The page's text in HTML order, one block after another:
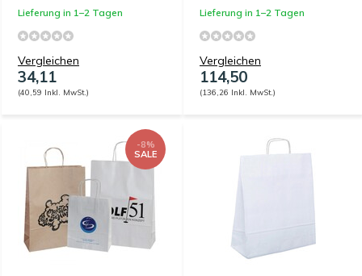
Lieferung in 1–2 Tagen
Vergleichen
34,11
(40,59 Inkl. MwSt.)
Lieferung in 1–2 Tagen
Vergleichen
114,50
(136,26 Inkl. MwSt.)
-8%
SALE